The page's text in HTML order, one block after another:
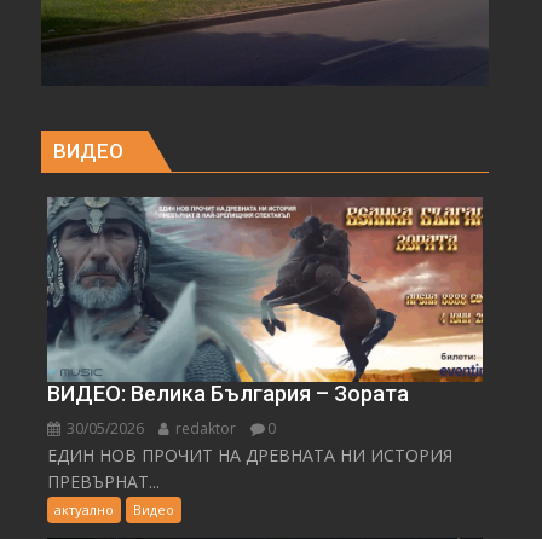
ВИДЕО
ВИДЕО: Велика България – Зората
30/05/2026 redaktor 0
ЕДИН НОВ ПРОЧИТ НА ДРЕВНАТА НИ ИСТОРИЯ
ПРЕВЪРНАТ...
актуално Видео